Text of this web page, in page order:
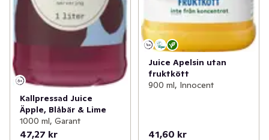
Kallpressad Juice
Äpple, Blåbär & Lime
1000 ml, Garant
47,27 kr
Juice Apelsin utan
fruktkött
900 ml, Innocent
41,60 kr